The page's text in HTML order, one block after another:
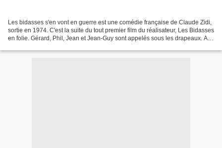
Les bidasses s'en vont en guerre est une comédie française de Claude Zidi,
sortie en 1974. C'est la suite du tout premier film du réalisateur, Les Bidasses
en folie. Gérard, Phil, Jean et Jean-Guy sont appelés sous les drapeaux. Au